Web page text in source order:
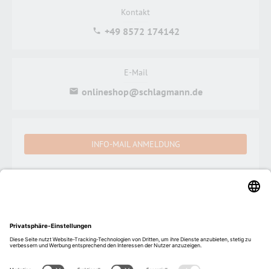
Kontakt
+49 8572 174142
E-Mail
onlineshop@schlagmann.de
INFO-MAIL ANMELDUNG